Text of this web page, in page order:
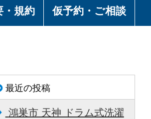
・規約 仮予約・ご相談
最近の投稿
鴻巣市 天神 ドラム式洗濯